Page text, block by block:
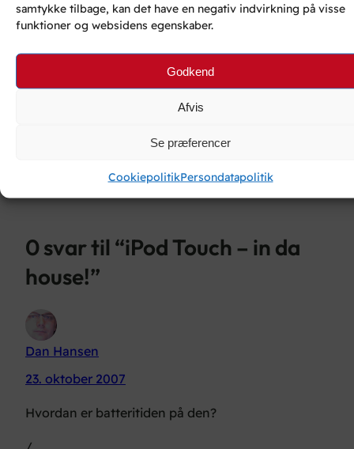
samtykke tilbage, kan det have en negativ indvirkning på visse
funktioner og websidens egenskaber.
Godkend
Afvis
Se præferencer
CookiepolitikPersondatapolitik
Nyttige links:
0 svar til “iPod Touch – in da
house!”
Dan Hansen
23. oktober 2007
Hvordan er batteritiden på den?